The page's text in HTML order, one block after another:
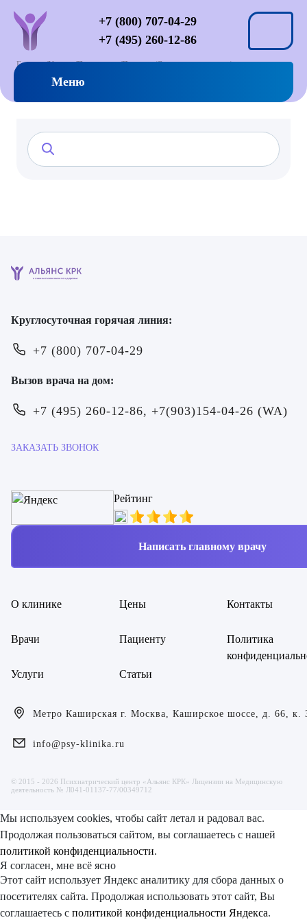
+7 (800) 707-04-29
+7 (495) 260-12-86
Меню
Главная Услуги Психиатрия Психозы Старческие психозы
клиника психического здоровья
Круглосуточная горячая линия:
+7 (800) 707-04-29
Вызов врача на дом:
+7 (495) 260-12-86, +7(903)154-04-26 (WA)
ЗАКАЗАТЬ ЗВОНОК
Рейтинг
Написать главному врачу
О клинике
Врачи
Услуги
Цены
Пациенту
Статьи
Контакты
Политика
Метро Каширская г. Москва, Каширское шоссе, д. 66, к.
info@psy-klinika.ru
© 2015 - 2026 Психиатрический центр «Альянс КРК» Лицензии на Медицинскую
деятельность № Л041-01137-77/00349712
Я даю согласие наобработку персональных данных
ОТПРАВИТЬ
Мы используем cookies, чтобы сайт летал и радовал вас.
Продолжая пользоваться сайтом, вы соглашаетесь с нашей
политикой конфиденциальности.
Я согласен, мне всё ясно
Этот сайт использует Яндекс аналитику для сбора данных о
посетителях сайта. Продолжая использовать этот сайт, Вы
соглашаетесь с политикой конфиденциальности Яндекса.